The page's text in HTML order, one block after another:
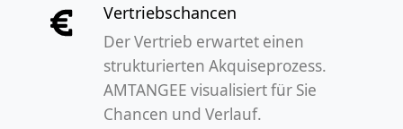
Vertriebschancen
Der Vertrieb erwartet einen
strukturierten Akquiseprozess.
AMTANGEE visualisiert für Sie
Chancen und Verlauf.